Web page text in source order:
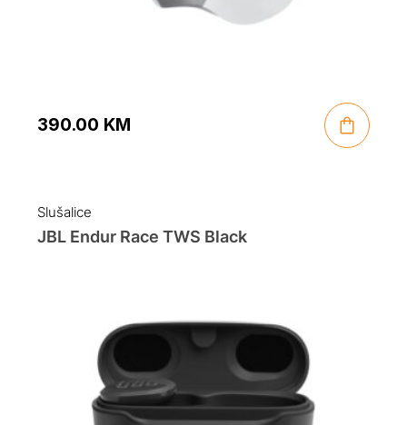
390.00 KM
Slušalice
JBL Endur Race TWS Black